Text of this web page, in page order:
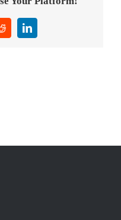
RedditLinkedIn